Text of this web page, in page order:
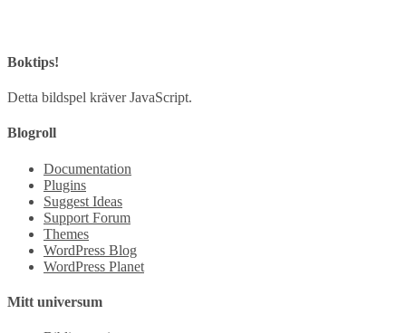
Boktips!
Detta bildspel kräver JavaScript.
Blogroll
Documentation
Plugins
Suggest Ideas
Support Forum
Themes
WordPress Blog
WordPress Planet
Mitt universum